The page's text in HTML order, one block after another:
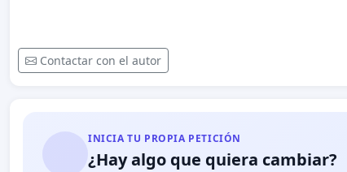
Contactar con el autor
INICIA TU PROPIA PETICIÓN
¿Hay algo que quiera cambiar?